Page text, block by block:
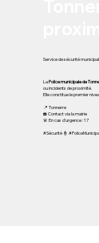
Service de sécurité
LaPolice municipale de
ou incidents de proximité.
Elle constitue le premier
📍 Tonnerre
☎️ Contact via la mairie
🚨 En cas d’urgence : 17
#Sécurité 👮